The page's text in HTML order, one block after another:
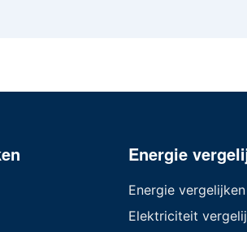
Energie
Energie vergelijken
Elektriciteit